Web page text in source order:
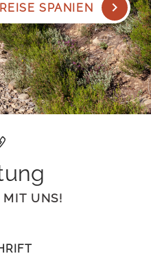
SPANIEN
MIT UNS!